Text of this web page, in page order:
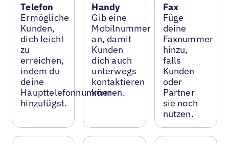
Telefon
Ermögliche
Kunden,
dich leicht
zu
erreichen,
indem du
deine
Haupttelefonnummer
hinzufügst.
Handy
Gib eine
Mobilnummer
an, damit
Kunden
dich auch
unterwegs
kontaktieren
können.
Fax
Füge
deine
Faxnummer
hinzu,
falls
Kunden
oder
Partner
sie noch
nutzen.